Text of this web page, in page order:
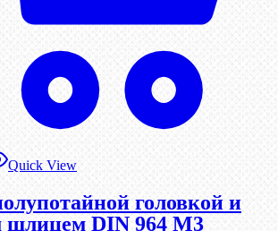
Quick View
головкой и
DIN 964 М3